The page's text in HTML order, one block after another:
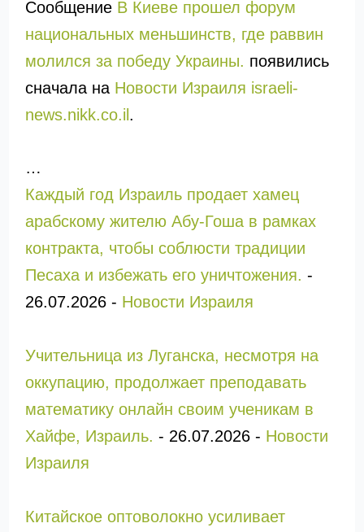
Сообщение В Киеве прошел форум
национальных меньшинств, где раввин
молился за победу Украины. появились
сначала на Новости Израиля israeli-
news.nikk.co.il .
…
Каждый год Израиль продает хамец
арабскому жителю Абу-Гоша в рамках
контракта, чтобы соблюсти традиции
Песаха и избежать его уничтожения. -
26.07.2026- Новости Израиля
Учительница из Луганска, несмотря на
оккупацию, продолжает преподавать
математику онлайн своим ученикам в
Хайфе, Израиль. - 26.07.2026- Новости
Израиля
Китайское оптоволокно усиливает